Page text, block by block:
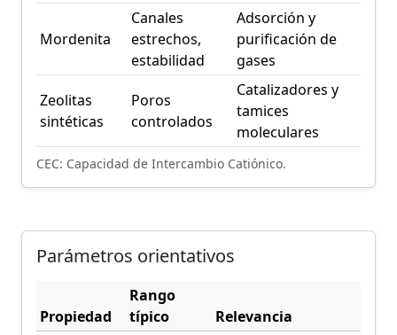
Mordenita
Canales
estrechos,
estabilidad
Adsorción y
purificación de
gases
Zeolitas
sintéticas
Poros
controlados
Catalizadores y
tamices
moleculares
CEC: Capacidad de Intercambio Catiónico.
Parámetros orientativos
Propiedad
Rango
típico
Relevancia